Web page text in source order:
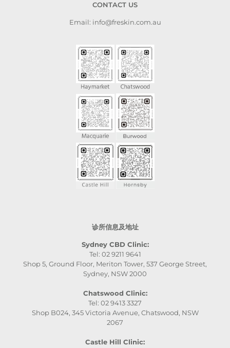
CONTACT US
Email: info@freskin.com.au
诊所信息及地址
Sydney CBD Clinic:
Tel: 02 9211 9641
Shop 5, Ground Floor, Meriton Tower, 537 George Street,
Sydney, NSW 2000
Chatswood Clinic:
Tel: 02 9413 3327
Shop B024, 345 Victoria Avenue, Chatswood, NSW
2067
Castle Hill Clinic: